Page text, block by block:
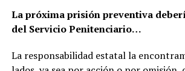
La próxima prisión preventiva
del Servicio Penitenciario…
La responsabilidad estatal la